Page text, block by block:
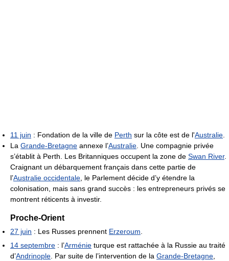
11 juin : Fondation de la ville de Perth sur la côte est de l'Australie.
La Grande-Bretagne annexe l’Australie. Une compagnie privée
s’établit à Perth. Les Britanniques occupent la zone de Swan River.
Craignant un débarquement français dans cette partie de
l’Australie occidentale, le Parlement décide d’y étendre la
colonisation, mais sans grand succès : les entrepreneurs privés se
montrent réticents à investir.
Proche-Orient
27 juin : Les Russes prennent Erzeroum.
14 septembre : l’Arménie turque est rattachée à la Russie au traité
d’Andrinople. Par suite de l’intervention de la Grande-Bretagne,